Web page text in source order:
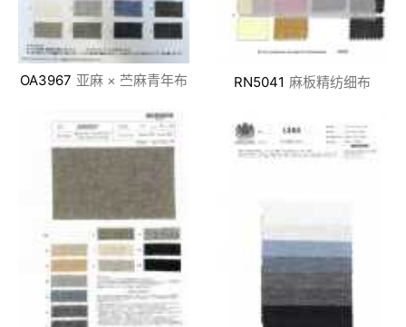
OA3967 亚麻 × 苎麻青年布 RN5041 麻板精纺细布